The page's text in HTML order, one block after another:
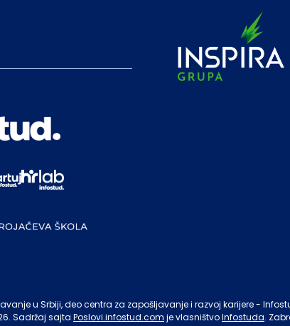
u Srbiji, deo centra za zapošljavanje i razvoj karijere -
. Sadržaj sajta Poslovi.infostud.com je vlasništvoInfostuda.